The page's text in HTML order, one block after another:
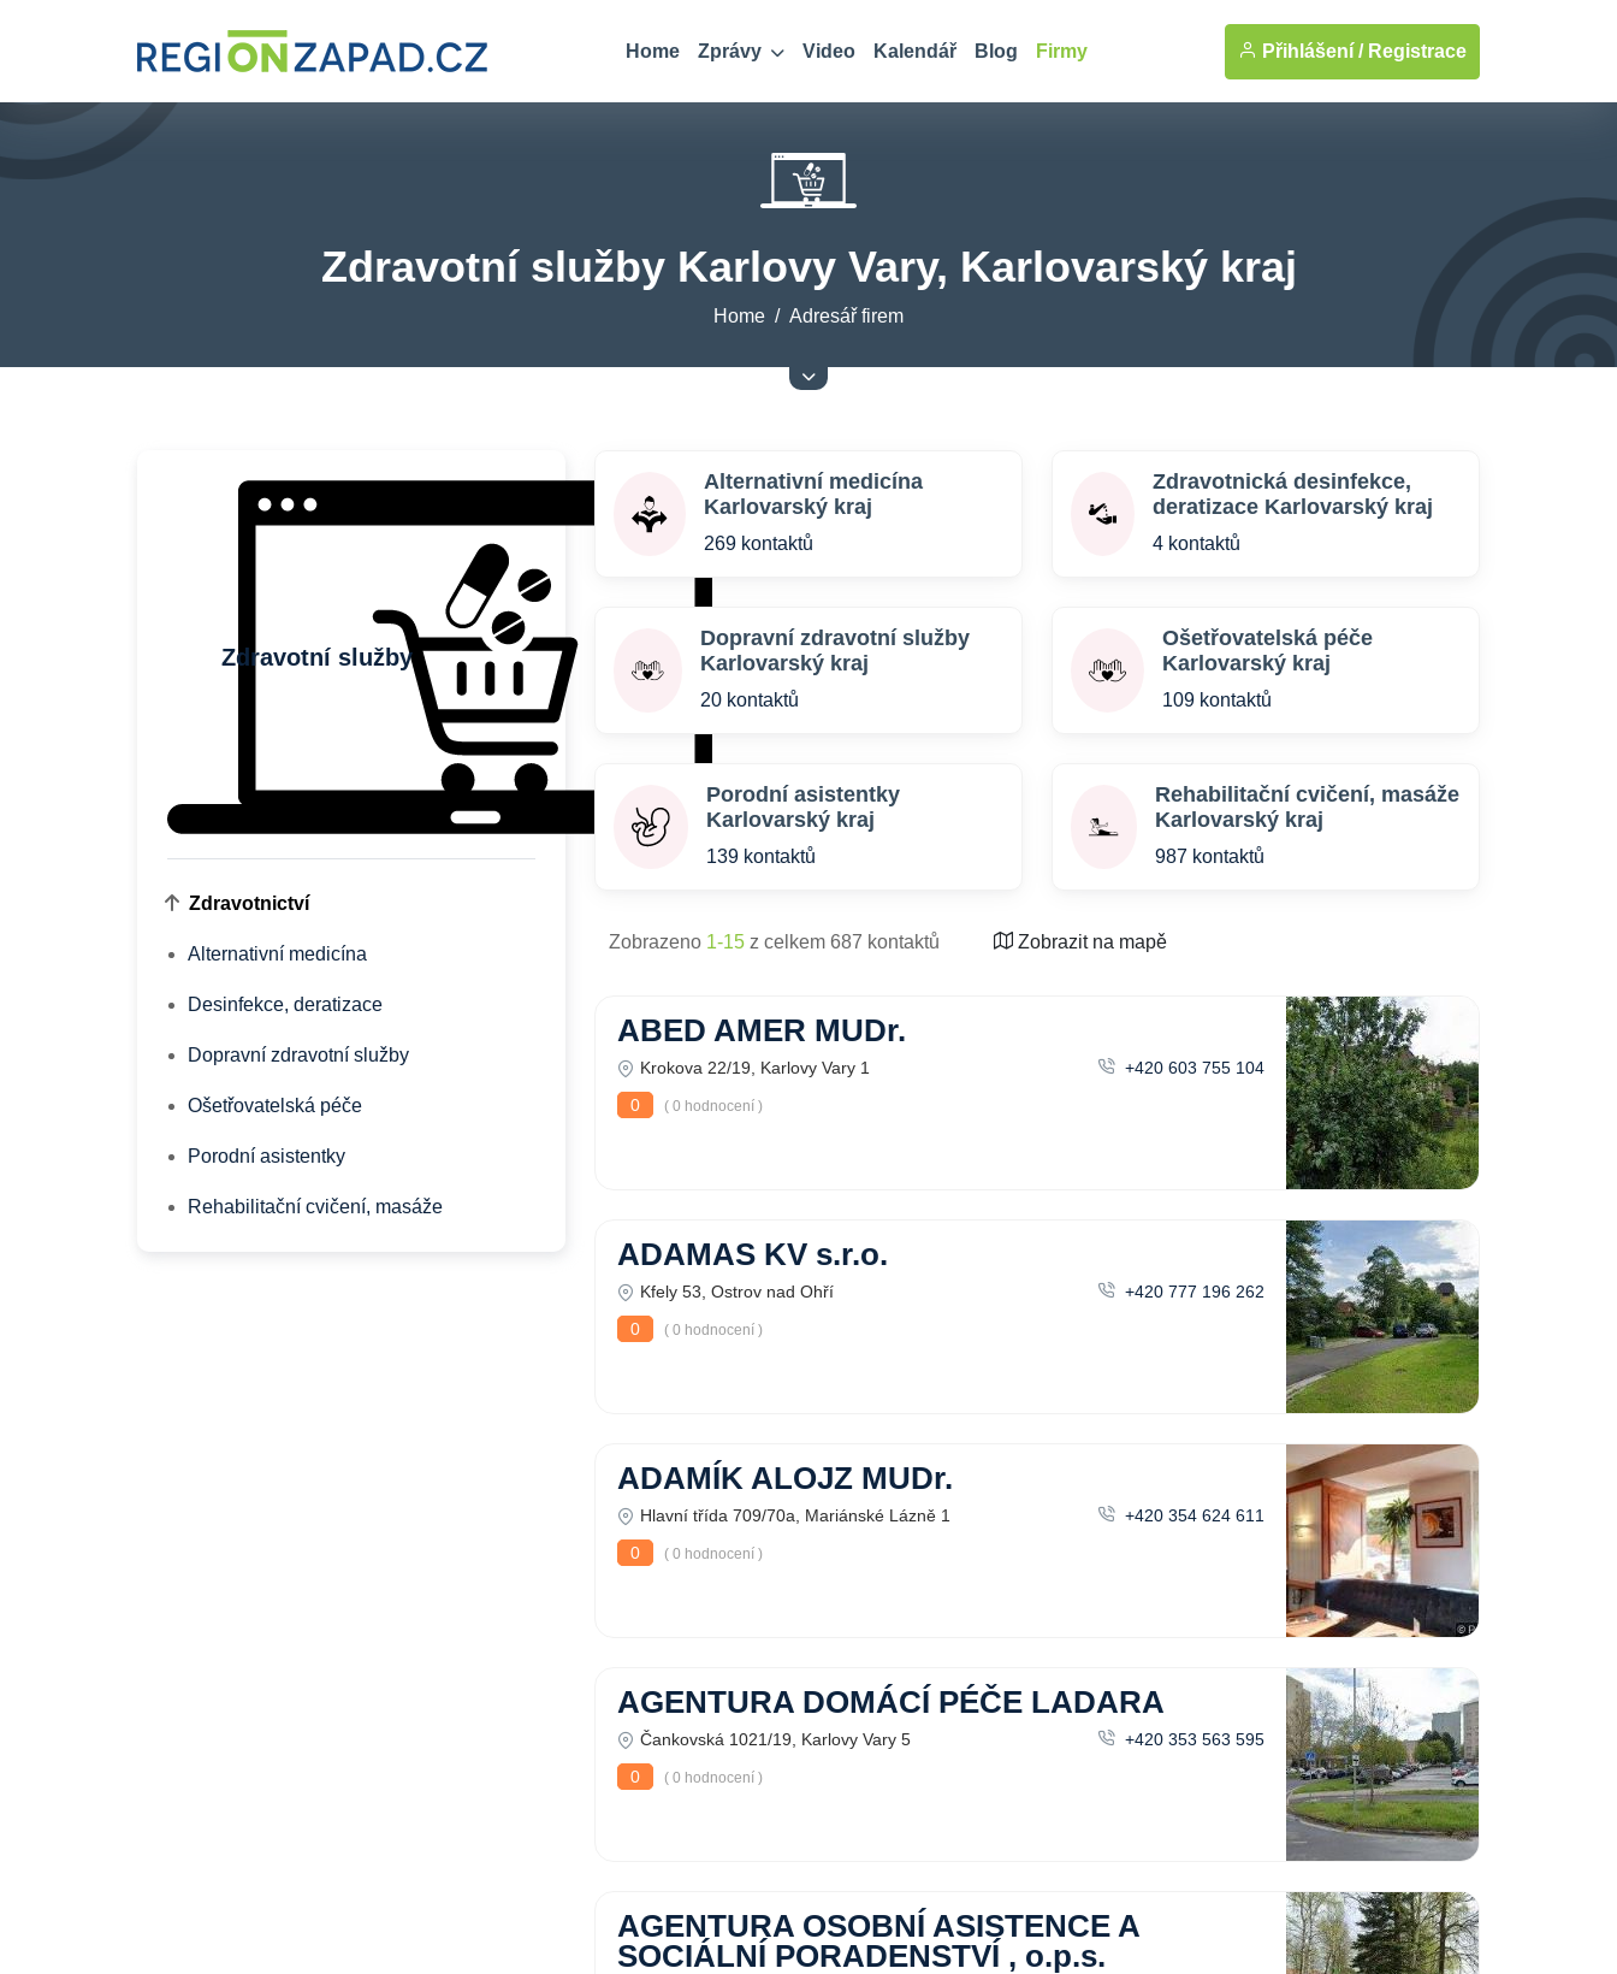
Home Zprávy Video Kalendář Blog Firmy Přihlášení / Registrace
Zdravotní služby Karlovy Vary, Karlovarský kraj
Home Adresář firem
Zdravotní služby
Zdravotnictví
Alternativní medicína
Desinfekce, deratizace
Dopravní zdravotní služby
Ošetřovatelská péče
Porodní asistentky
Rehabilitační cvičení, masáže
Alternativní medicína
Karlovarský kraj
269 kontaktů
Zdravotnická desinfekce,
deratizace Karlovarský kraj
4 kontaktů
Dopravní zdravotní služby
Karlovarský kraj
20 kontaktů
Ošetřovatelská péče
Karlovarský kraj
109 kontaktů
Porodní asistentky
Karlovarský kraj
139 kontaktů
Rehabilitační cvičení, masáže
Karlovarský kraj
987 kontaktů
Zobrazeno 1-15 z celkem 687 kontaktů Zobrazit na mapě
ABED AMER MUDr.
Krokova 22/19, Karlovy Vary 1
+420 603 755 104
0
( 0 hodnocení )
ADAMAS KV s.r.o.
Kfely 53, Ostrov nad Ohří
+420 777 196 262
0
( 0 hodnocení )
ADAMÍK ALOJZ MUDr.
Hlavní třída 709/70a, Mariánské Lázně 1
+420 354 624 611
0
( 0 hodnocení )
AGENTURA DOMÁCÍ PÉČE LADARA
Čankovská 1021/19, Karlovy Vary 5
+420 353 563 595
0
( 0 hodnocení )
AGENTURA OSOBNÍ ASISTENCE A
SOCIÁLNÍ PORADENSTVÍ , o.p.s.